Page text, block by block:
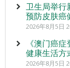
卫生局举行
预防皮肤癌
2026年8月5日
《澳门癌
健康生活方
2026年8月5日